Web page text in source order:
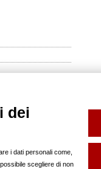
pubblicità sul nostro
regolamento
dei
i dati personali come,
scegliere di non